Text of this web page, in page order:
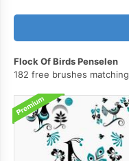
Flock Of Birds Penselen
182 free brushes matching